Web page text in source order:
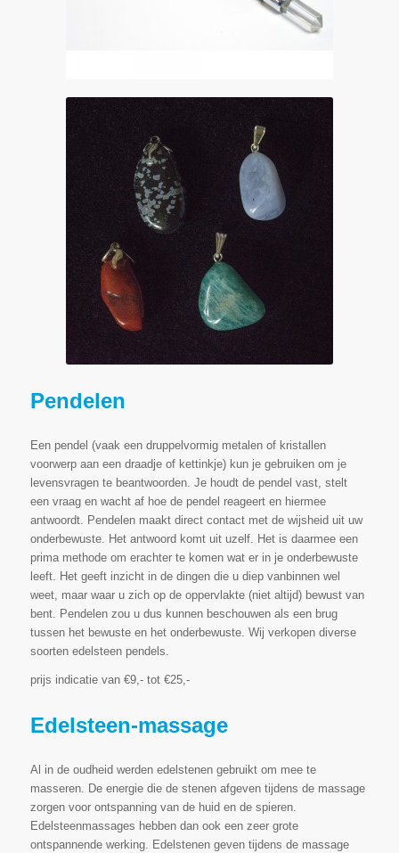
alle soorten geneeskrachtige stenen
hangertjes
€3,50 tot €15,-
Pendelen
Een pendel (vaak een druppelvormig metalen of kristallen
voorwerp aan een draadje of kettinkje) kun je gebruiken om je
levensvragen te beantwoorden. Je houdt de pendel vast, stelt
een vraag en wacht af hoe de pendel reageert en hiermee
antwoordt. Pendelen maakt direct contact met de wijsheid uit uw
onderbewuste. Het antwoord komt uit uzelf. Het is daarmee een
prima methode om erachter te komen wat er in je onderbewuste
leeft. Het geeft inzicht in de dingen die u diep vanbinnen wel
weet, maar waar u zich op de oppervlakte (niet altijd) bewust van
bent. Pendelen zou u dus kunnen beschouwen als een brug
tussen het bewuste en het onderbewuste. Wij verkopen diverse
soorten edelsteen pendels.
prijs indicatie van €9,- tot €25,-
Edelsteen-massage
Al in de oudheid werden edelstenen gebruikt om mee te
masseren. De energie die de stenen afgeven tijdens de massage
zorgen voor ontspanning van de huid en de spieren.
Edelsteenmassages hebben dan ook een zeer grote
ontspannende werking. Edelstenen geven tijdens de massage